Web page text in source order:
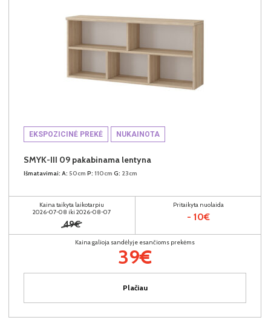
EKSPOZICINĖ PREKĖ NUKAINOTA
SMYK-III 09 pakabinama lentyna
Išmatavimai: A: 50cm P: 110cm G: 23cm
Kaina taikyta laikotarpiu
2026-07-08 iki 2026-08-07
49€
Pritaikyta nuolaida
- 10€
Kaina galioja sandėlyje esančioms prekėms
39€
Plačiau